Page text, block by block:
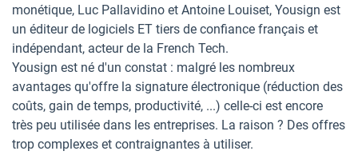
monétique, Luc Pallavidino et Antoine Louiset, Yousign est
un éditeur de logiciels ET tiers de confiance français et
indépendant, acteur de la French Tech.
Yousign est né d'un constat : malgré les nombreux
avantages qu'offre la signature électronique (réduction des
coûts, gain de temps, productivité, ...) celle-ci est encore
très peu utilisée dans les entreprises. La raison ? Des offres
trop complexes et contraignantes à utiliser.